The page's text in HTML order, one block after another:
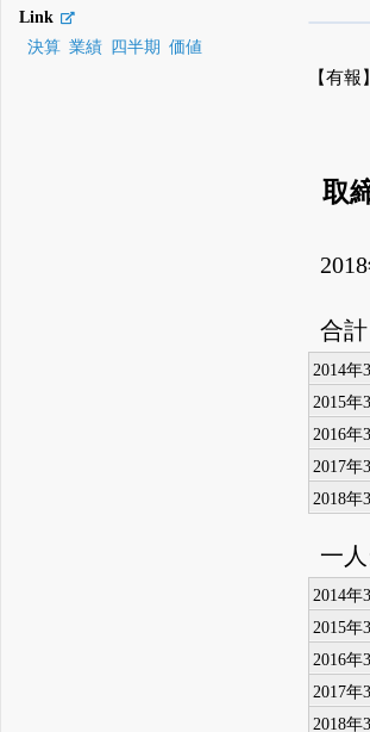
Link
決算 業績 四半期 価値
【有報】
取
合計
2014年
2015年
2016年
2017年
2018年
一
2014年
2015年
2016年
2017年
2018年